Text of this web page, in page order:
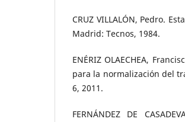
CRUZ VILLALÓN, Pedro.
Madrid: Tecnos, 1984.
ENÉRIZ OLAECHEA,
para la normalización del
6, 2011.
FERNÁNDEZ DE